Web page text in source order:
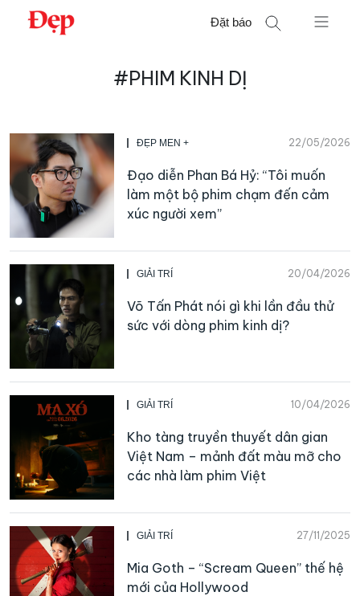
Chuyển
Đặt báo
#PHIM KINH DỊ
ĐẸP MEN + 22/05/2026
Đạo diễn Phan Bá Hỷ: “Tôi muốn
làm một bộ phim chạm đến cảm
xúc người xem”
GIẢI TRÍ 20/04/2026
Võ Tấn Phát nói gì khi lần đầu thử
sức với dòng phim kinh dị?
GIẢI TRÍ 10/04/2026
Kho tàng truyền thuyết dân gian
Việt Nam – mảnh đất màu mỡ cho
các nhà làm phim Việt
GIẢI TRÍ 27/11/2025
Mia Goth – “Scream Queen” thế hệ
mới của Hollywood